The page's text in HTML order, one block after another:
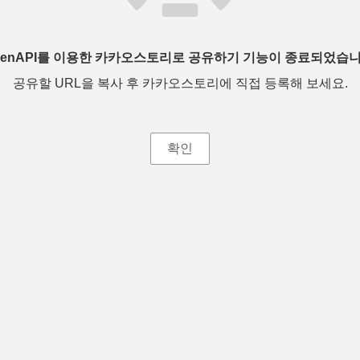
를 이용한 카카오스토리로 공유하기 기능이 종료되었습
공유할 URL을 복사 후 카카오스토리에 직접 등록해 보세요.
확인